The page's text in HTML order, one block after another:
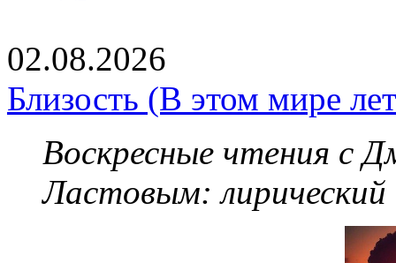
02.08.2026
Близость (В этом мире
Воскресные чтения с
Ластовым: